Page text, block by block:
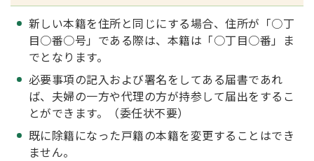
新しい本籍を住所と同じにする場合、住所が「○丁
目○番○号」である際は、本籍は「○丁目○番」ま
でとなります。
必要事項の記入および署名をしてある届書であれ
ば、夫婦の一方や代理の方が持参して届出をするこ
とができます。（委任状不要）
既に除籍になった戸籍の本籍を変更することはでき
ません。